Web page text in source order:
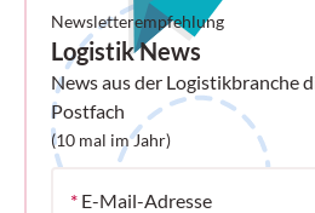
Newsletterempfehlung
Logistik News
News aus der Logistikbranche
Postfach
(10 mal im Jahr)
* E-Mail-Adresse